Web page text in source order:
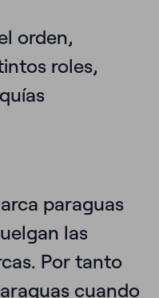
orden,
roles,
paraguas
las
Por tanto
cuando